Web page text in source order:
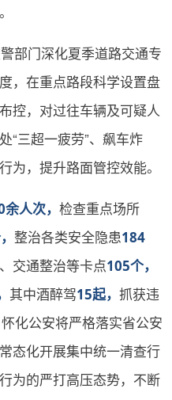
部门深化夏季道路交通专
，在重点路段科学设置盘
控，对过往车辆及可疑人
“三超一疲劳”、飙车炸
为，提升路面管控效能。
人次， 检查重点场所
整治各类安全隐患184
交通整治等卡点105个，
其中酒醉驾15起， 抓获违
化公安将严格落实省公安
常态化开展集中统一清查行
为的严打高压态势， 不断